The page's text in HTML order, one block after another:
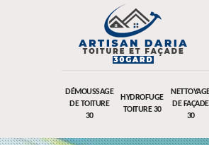
DÉMOUSSAGE
DE TOITURE
30
HYDROFUGE
TOITURE 30
DE FAÇADE
30